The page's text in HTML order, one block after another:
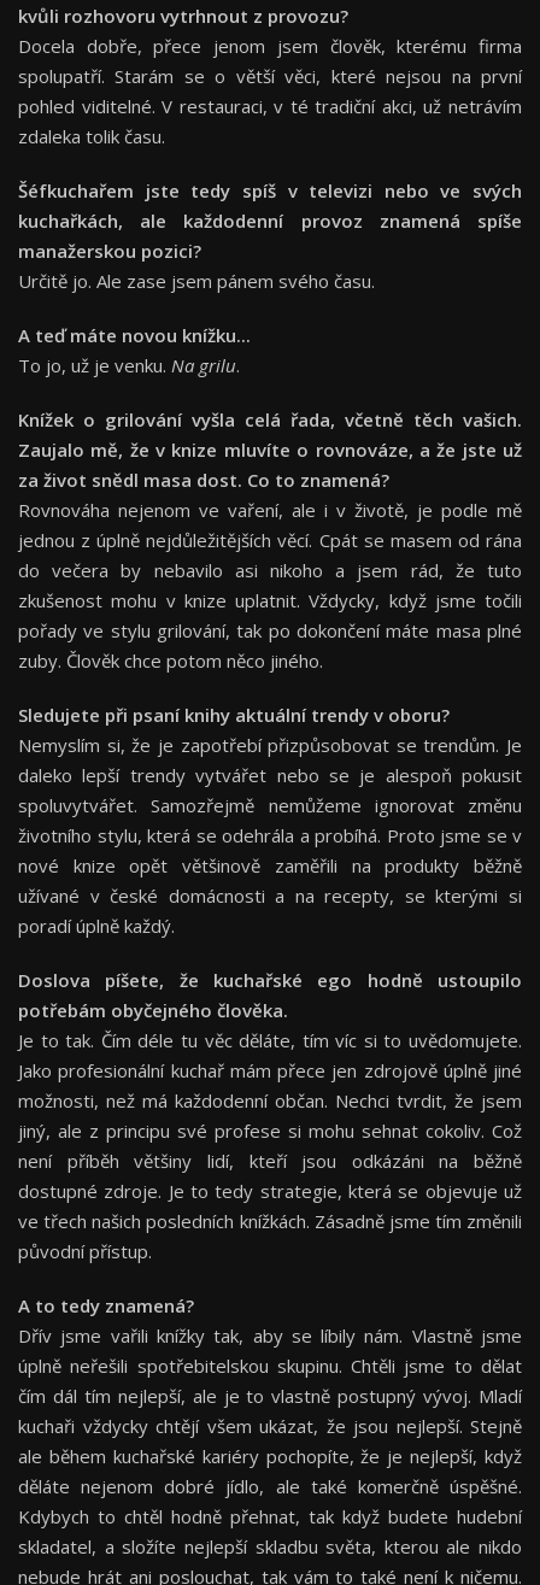
kvůli rozhovoru vytrhnout z provozu?
Docela dobře, přece jenom jsem člověk, kterému firma
spolupatří. Starám se o větší věci, které nejsou na první
pohled viditelné. V restauraci, v té tradiční akci, už netrávím
zdaleka tolik času.
Šéfkuchařem jste tedy spíš v televizi nebo ve svých
kuchařkách, ale každodenní provoz znamená spíše
manažerskou pozici?
Určitě jo. Ale zase jsem pánem svého času.
A teď máte novou knížku...
To jo, už je venku. Na grilu.
Knížek o grilování vyšla celá řada, včetně těch vašich.
Zaujalo mě, že v knize mluvíte o rovnováze, a že jste už
za život snědl masa dost. Co to znamená?
Rovnováha nejenom ve vaření, ale i v životě, je podle mě
jednou z úplně nejdůležitějších věcí. Cpát se masem od rána
do večera by nebavilo asi nikoho a jsem rád, že tuto
zkušenost mohu v knize uplatnit. Vždycky, když jsme točili
pořady ve stylu grilování, tak po dokončení máte masa plné
zuby. Člověk chce potom něco jiného.
Sledujete při psaní knihy aktuální trendy v oboru?
Nemyslím si, že je zapotřebí přizpůsobovat se trendům. Je
daleko lepší trendy vytvářet nebo se je alespoň pokusit
spoluvytvářet. Samozřejmě nemůžeme ignorovat změnu
životního stylu, která se odehrála a probíhá. Proto jsme se v
nové knize opět většinově zaměřili na produkty běžně
užívané v české domácnosti a na recepty, se kterými si
poradí úplně každý.
Doslova píšete, že kuchařské ego hodně ustoupilo
potřebám obyčejného člověka.
Je to tak. Čím déle tu věc děláte, tím víc si to uvědomujete.
Jako profesionální kuchař mám přece jen zdrojově úplně jiné
možnosti, než má každodenní občan. Nechci tvrdit, že jsem
jiný, ale z principu své profese si mohu sehnat cokoliv. Což
není příběh většiny lidí, kteří jsou odkázáni na běžně
dostupné zdroje. Je to tedy strategie, která se objevuje už
ve třech našich posledních knížkách. Zásadně jsme tím změnili
původní přístup.
A to tedy znamená?
Dřív jsme vařili knížky tak, aby se líbily nám. Vlastně jsme
úplně neřešili spotřebitelskou skupinu. Chtěli jsme to dělat
čím dál tím nejlepší, ale je to vlastně postupný vývoj. Mladí
kuchaři vždycky chtějí všem ukázat, že jsou nejlepší. Stejně
ale během kuchařské kariéry pochopíte, že je nejlepší, když
děláte nejenom dobré jídlo, ale také komerčně úspěšné.
Kdybych to chtěl hodně přehnat, tak když budete hudební
skladatel, a složíte nejlepší skladbu světa, kterou ale nikdo
nebude hrát ani poslouchat, tak vám to také není k ničemu.